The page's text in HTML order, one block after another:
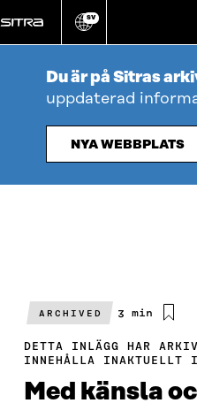
direkt
till
Ändra
språk
SV
Du är på Sitras
uppdaterad
NYA WEBBPLATS
ARCHIVED
Beräknad
3 min
DETTA INLÄGG HAR
INNEHÅLLA INAKTUELLT
Med känsla